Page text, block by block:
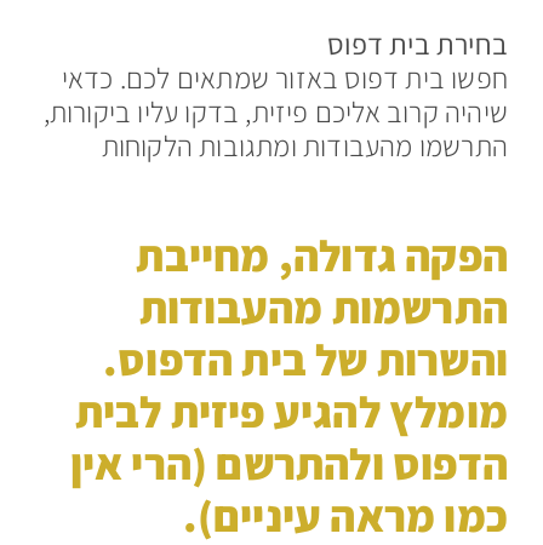
בחירת בית דפוס
חפשו בית דפוס באזור שמתאים לכם. כדאי
שיהיה קרוב אליכם פיזית, בדקו עליו ביקורות,
התרשמו מהעבודות ומתגובות הלקוחות
הפקה גדולה, מחייבת
התרשמות מהעבודות
והשרות של בית הדפוס.
מומלץ להגיע פיזית לבית
הדפוס ולהתרשם (הרי אין
כמו מראה עיניים).